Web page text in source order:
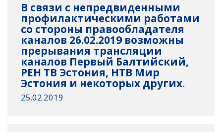
В связи с непредвиденными
профилактическими работами
со стороны правообладателя
каналов 26.02.2019 возможны
прерывания трансляции
каналов Первый Балтийский,
РЕН ТВ Эстония, НТВ Мир
Эстония и некоторых других.
25.02.2019